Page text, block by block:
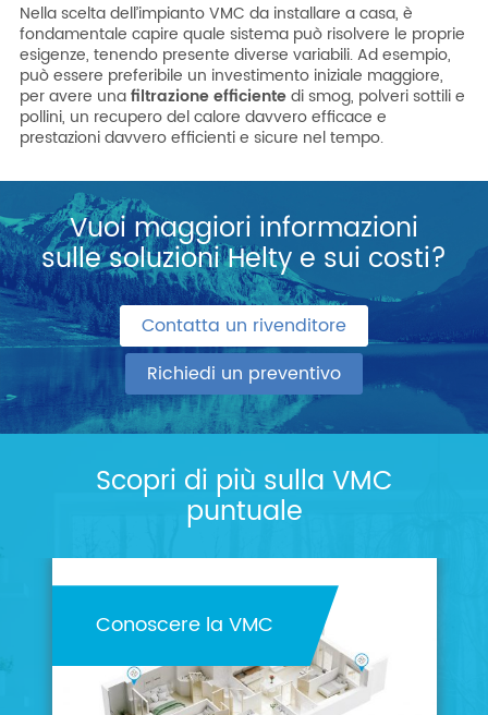
Nella scelta dell’impianto VMC da installare a casa, è
fondamentale capire quale sistema può risolvere le proprie
esigenze, tenendo presente diverse variabili. Ad esempio,
può essere preferibile un investimento iniziale maggiore,
per avere unafiltrazione efficientedi smog, polveri sottili e
pollini, un recupero del calore davvero efficace e
prestazioni davvero efficienti e sicure nel tempo.
Vuoi maggiori informazioni
sulle soluzioni Helty e sui costi?
Contatta un rivenditore
Richiedi un preventivo
Scopri di più sulla VMC
puntuale
Conoscere la VMC